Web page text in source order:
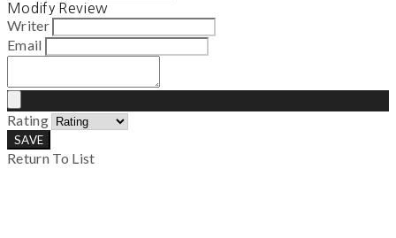
Modify Review
Writer
Email
Rating
SAVE
Return To List